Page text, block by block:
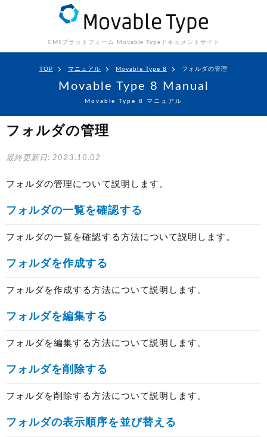
CMSプラットフォーム Movable Type ドキュメントサイト
TOP マニュアル Movable Type 8 フォルダの管理
Movable Type 8 Manual
Movable Type 8 マニュアル
フォルダの管理
最終更新日: 2023.10.02
フォルダの管理について説明します。
フォルダの一覧を確認する
フォルダの一覧を確認する方法について説明します。
フォルダを作成する
フォルダを作成する方法について説明します。
フォルダを編集する
フォルダを編集する方法について説明します。
フォルダを削除する
フォルダを削除する方法について説明します。
フォルダの表示順序を並び替える